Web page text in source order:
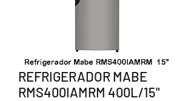
REFRIGERADOR MABE
RMS400IAMRM 400L/15"